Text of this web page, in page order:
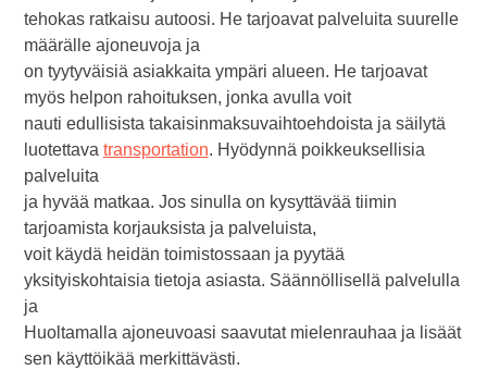
tehokas ratkaisu autoosi. He tarjoavat palveluita suurelle
määrälle ajoneuvoja ja
on tyytyväisiä asiakkaita ympäri alueen. He tarjoavat
myös helpon rahoituksen, jonka avulla voit
nauti edullisista takaisinmaksuvaihtoehdoista ja säilytä
luotettava transportation. Hyödynnä poikkeuksellisia
palveluita
ja hyvää matkaa. Jos sinulla on kysyttävää tiimin
tarjoamista korjauksista ja palveluista,
voit käydä heidän toimistossaan ja pyytää
yksityiskohtaisia tietoja asiasta. Säännöllisellä palvelulla
ja
Huoltamalla ajoneuvoasi saavutat mielenrauhaa ja lisäät
sen käyttöikää merkittävästi.